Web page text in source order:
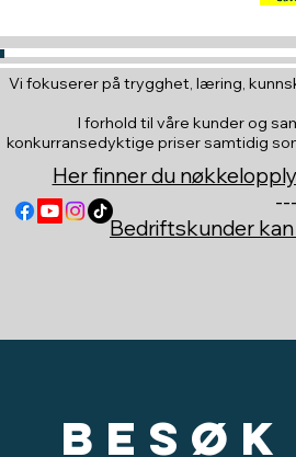
Vi fokuserer på trygghet, læring,
I forhold til våre kunder og
konkurransedyktige priser samtidig
Her finner du
Bedriftskunder
Besøk